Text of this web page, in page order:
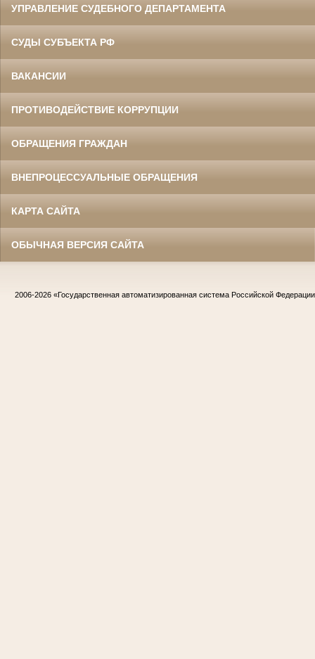
УПРАВЛЕНИЕ СУДЕБНОГО ДЕПАРТАМЕНТА
СУДЫ СУБЪЕКТА РФ
ВАКАНСИИ
ПРОТИВОДЕЙСТВИЕ КОРРУПЦИИ
ОБРАЩЕНИЯ ГРАЖДАН
ВНЕПРОЦЕССУАЛЬНЫЕ ОБРАЩЕНИЯ
КАРТА САЙТА
ОБЫЧНАЯ ВЕРСИЯ САЙТА
2006-2026 «Государственная автоматизированная система Российской